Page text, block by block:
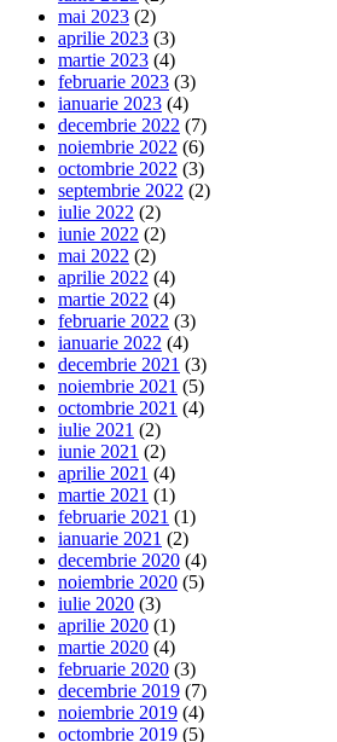
mai 2023 (2)
aprilie 2023 (3)
martie 2023 (4)
februarie 2023 (3)
ianuarie 2023 (4)
decembrie 2022 (7)
noiembrie 2022 (6)
octombrie 2022 (3)
septembrie 2022 (2)
iulie 2022 (2)
iunie 2022 (2)
mai 2022 (2)
aprilie 2022 (4)
martie 2022 (4)
februarie 2022 (3)
ianuarie 2022 (4)
decembrie 2021 (3)
noiembrie 2021 (5)
octombrie 2021 (4)
iulie 2021 (2)
iunie 2021 (2)
aprilie 2021 (4)
martie 2021 (1)
februarie 2021 (1)
ianuarie 2021 (2)
decembrie 2020 (4)
noiembrie 2020 (5)
iulie 2020 (3)
aprilie 2020 (1)
martie 2020 (4)
februarie 2020 (3)
decembrie 2019 (7)
noiembrie 2019 (4)
octombrie 2019 (5)